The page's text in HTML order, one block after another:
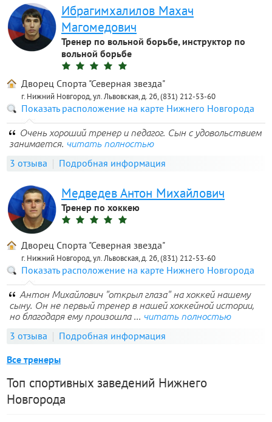
Ибрагимхалилов Махач
Магомедович
Тренер по вольной борьбе, инструктор по
вольной борьбе
Дворец Спорта "Северная звезда"
г. Нижний Новгород, ул. Львовская, д. 2б, (831) 212-53-60
Показать расположение на карте Нижнего Новгорода
Очень хороший тренер и педагог. Сын с удовольствием
занимается. читать полностью
3 отзыва Подробная информация
Медведев Антон Михайлович
Тренер по хоккею
Дворец Спорта "Северная звезда"
г. Нижний Новгород, ул. Львовская, д. 2б, (831) 212-53-60
Показать расположение на карте Нижнего Новгорода
Антон Михайлович "открыл глаза" на хоккей нашему
сыну. Он не первый тренер в нашей хоккейной истории,
но благодаря ему произошла ... читать полностью
3 отзыва
Подробная информация
Все тренеры
Топ спортивных заведений Нижнего
Новгорода